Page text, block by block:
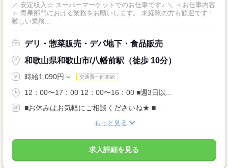
／ 安定収入☆ スーパーマーケットでのお仕事です♪ ＼ ＜お仕事内容
＞ 青果部門における業務をお願いします。 未経験の方も歓迎です！
難しい業務...
デリ・惣菜販売・デパ地下・食品販売
和歌山県和歌山市/八幡前駅（徒歩 10分）
時給1,090円～ 交通費一部支給
12：00〜17：00 12：00〜16：00 ■週3日以...
■お休みはお気軽にご相談くださいね★ ■...
もっと見る
求人詳細を見る